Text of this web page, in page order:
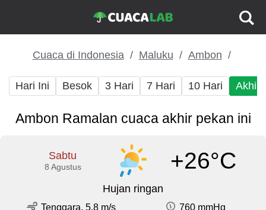
Cuaca di Indonesia Maluku Ambon
Hari Ini Besok 3 Hari 7 Hari 10 Hari Akhir
Ambon Ramalan cuaca akhir pekan ini
Sabtu
8 Agustus +26°C
Hujan ringan
Tenggara, 5.8 m/s
760 mmHg